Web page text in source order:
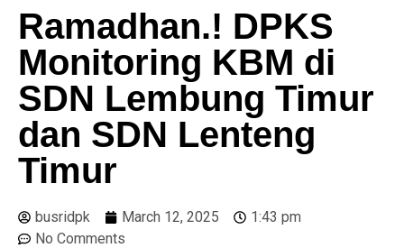
Ramadhan.! DPKS
Monitoring KBM di
SDN Lembung Timur
dan SDN Lenteng
Timur
busridpk March 12, 2025
1:43 pm
No Comments